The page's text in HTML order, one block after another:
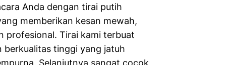
Anda dengan tirai putih
memberikan kesan mewah,
profesional. Tirai kami terbuat
berkualitas tinggi yang jatuh
Selanjutnya sangat cocok